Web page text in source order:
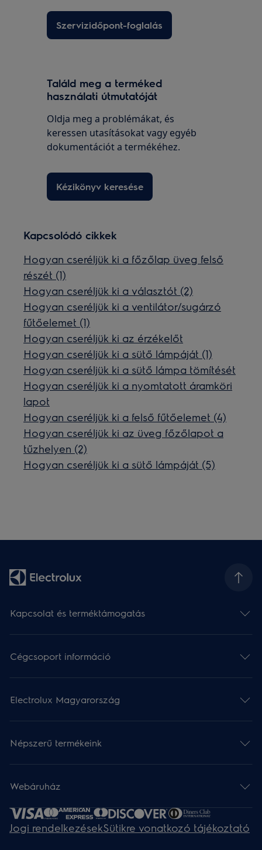
Szervizidőpont-foglalás
Találd meg a terméked
használati útmutatóját
Oldja meg a problémákat, és
keressen utasításokat vagy egyéb
dokumentációt a termékéhez.
Kézikönyv keresése
Kapcsolódó cikkek
Hogyan cseréljük ki a főzőlap üveg felső
részét (1)
Hogyan cseréljük ki a választót (2)
Hogyan cseréljük ki a ventilátor/sugárzó
fűtőelemet (1)
Hogyan cseréljük ki az érzékelőt
Hogyan cseréljük ki a sütő lámpáját (1)
Hogyan cseréljük ki a sütő lámpa tömítését
Hogyan cseréljük ki a nyomtatott áramköri
lapot
Hogyan cseréljük ki a felső fűtőelemet (4)
Hogyan cseréljük ki az üveg főzőlapot a
tűzhelyen (2)
Hogyan cseréljük ki a sütő lámpáját (5)
Kapcsolat és terméktámogatás
Cégcsoport információ
Electrolux Magyarország
Népszerű termékeink
Webáruház​
Jogi rendelkezésekSütikre vonatkozó tájékoztató